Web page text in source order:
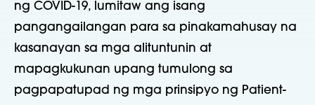
ng COVID-19, lumitaw ang isang
pangangailangan para sa pinakamahusay na
kasanayan sa mga alituntunin at
mapagkukunan upang tumulong sa
pagpapatupad ng mga prinsipyo ng Patient-